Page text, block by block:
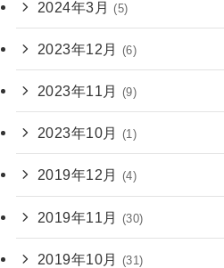
2024年3月 (5)
2023年12月 (6)
2023年11月 (9)
2023年10月 (1)
2019年12月 (4)
2019年11月 (30)
2019年10月 (31)